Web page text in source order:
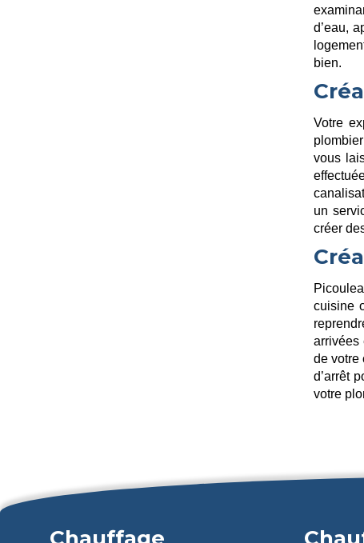
d’eau,
bien.
Votre
vous
un
créer
cuisine
arrivées
de votre
d’arrêt
votre